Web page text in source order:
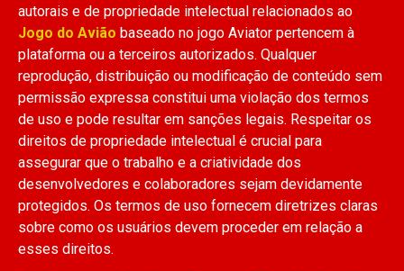
autorais e de propriedade intelectual relacionados ao
Jogo do Avião baseado no jogo Aviator pertencem à
plataforma ou a terceiros autorizados. Qualquer
reprodução, distribuição ou modificação de conteúdo sem
permissão expressa constitui uma violação dos termos
de uso e pode resultar em sanções legais. Respeitar os
direitos de propriedade intelectual é crucial para
assegurar que o trabalho e a criatividade dos
desenvolvedores e colaboradores sejam devidamente
protegidos. Os termos de uso fornecem diretrizes claras
sobre como os usuários devem proceder em relação a
esses direitos.